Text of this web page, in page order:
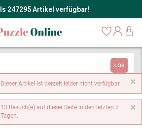
247295 Artikel verfügbar!
LOS
und Gärten
×
Dieser Artikel ist derzeit leider nicht verfügbar.
×
13 Besuch(e) auf dieser Seite in den letzten 7
Tagen.